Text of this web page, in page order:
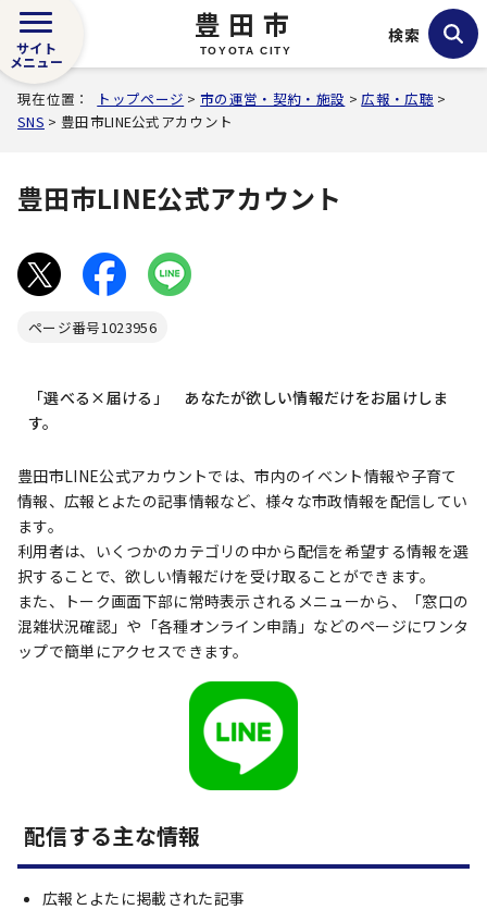
豊田市
TOYOTA CITY
サイト
メニュー
検索
現在位置： トップページ >市の運営・契約・施設 >広報・広聴 >
SNS > 豊田市LINE公式アカウント
豊田市LINE公式アカウント
ページ番号1023956
「選べる×届ける」 あなたが欲しい情報だけをお届けしま
す。
豊田市LINE公式アカウントでは、市内のイベント情報や子育て
情報、広報とよたの記事情報など、様々な市政情報を配信してい
ます。
利用者は、いくつかのカテゴリの中から配信を希望する情報を選
択することで、欲しい情報だけを受け取ることができます。
また、トーク画面下部に常時表示されるメニューから、「窓口の
混雑状況確認」や「各種オンライン申請」などのページにワンタ
ップで簡単にアクセスできます。
配信する主な情報
広報とよたに掲載された記事